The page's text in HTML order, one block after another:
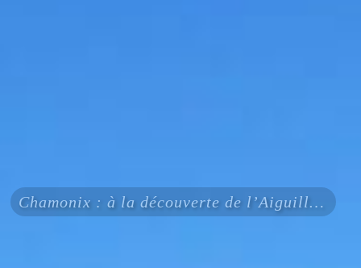
Chamonix : à la découverte de l’Aiguille du Midi